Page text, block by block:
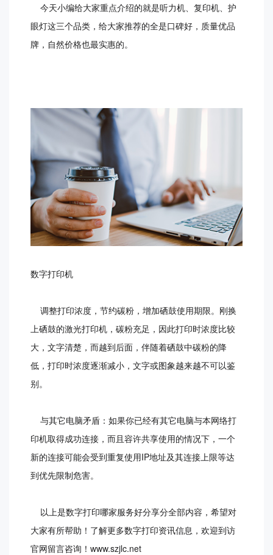
今天小编给大家重点介绍的就是听力机、复印机、护
眼灯这三个品类，给大家推荐的全是口碑好，质量优品
牌，自然价格也最实惠的。
数字打印机
调整打印浓度，节约碳粉，增加硒鼓使用期限。刚换
上硒鼓的激光打印机，碳粉充足，因此打印时浓度比较
大，文字清楚，而越到后面，伴随着硒鼓中碳粉的降
低，打印时浓度逐渐减小，文字或图象越来越不可以鉴
别。
与其它电脑矛盾：如果你已经有其它电脑与本网络打
印机取得成功连接，而且容许共享使用的情况下，一个
新的连接可能会受到重复使用IP地址及其连接上限等达
到优先限制危害。
以上是数字打印哪家服务好分享分全部内容，希望对
大家有所帮助！了解更多数字打印资讯信息，欢迎到访
官网留言咨询！www.szjlc.net